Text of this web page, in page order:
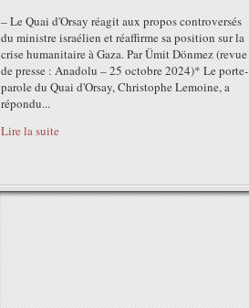
– Le Quai d'Orsay réagit aux propos controversés
du ministre israélien et réaffirme sa position sur la
crise humanitaire à Gaza. Par Ümit Dönmez (revue
de presse : Anadolu – 25 octobre 2024)* Le porte-
parole du Quai d'Orsay, Christophe Lemoine, a
répondu...
Lire la suite